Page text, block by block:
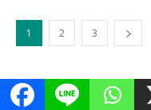
1 2 3
ข่าวเด่น